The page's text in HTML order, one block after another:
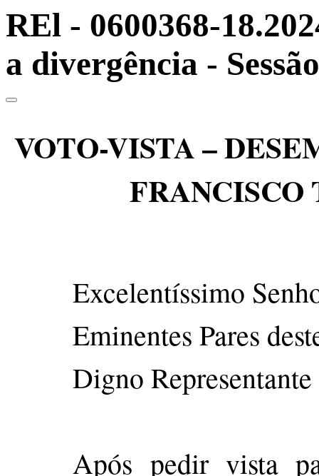
REl - 0600368-
a divergência -
VOTO-VISTA –
Excelentíssimo
Eminentes Pares
Digno
Após pedir vista